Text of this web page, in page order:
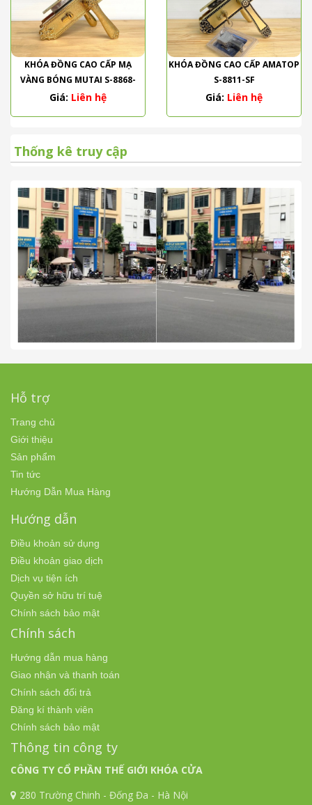
KHÓA ĐỒNG CAO CẤP MẠ
VÀNG BÓNG MUTAI S-8868-
PVD
Giá: Liên hệ
KHÓA ĐỒNG CAO CẤP AMATOP
S-8811-SF
Giá: Liên hệ
Thống kê truy cập
Hỗ trợ
Trang chủ
Giới thiệu
Sản phẩm
Tin tức
Hướng Dẫn Mua Hàng
Hướng dẫn
Điều khoản sử dụng
Điều khoản giao dịch
Dịch vụ tiện ích
Quyền sở hữu trí tuệ
Chính sách bảo mật
Chính sách
Hướng dẫn mua hàng
Giao nhận và thanh toán
Chính sách đổi trả
Đăng kí thành viên
Chính sách bảo mật
Thông tin công ty
CÔNG TY CỔ PHẦN THẾ GIỚI KHÓA CỬA
280 Trường Chinh - Đống Đa - Hà Nội